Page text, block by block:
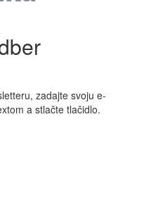
zadajte svoju e-
a stlačte tlačidlo.